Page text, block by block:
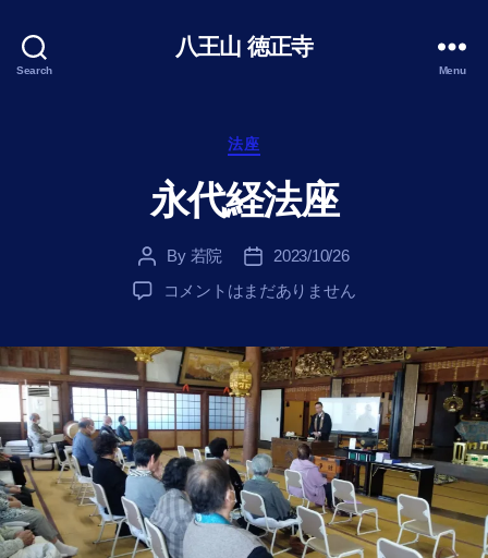
Search
八王山 徳正寺
Menu
Categories
法座
永代経法座
Post
author
By 若院
Post
date
2023/10/26
永
法
座
へ
の
コメントはまだありません